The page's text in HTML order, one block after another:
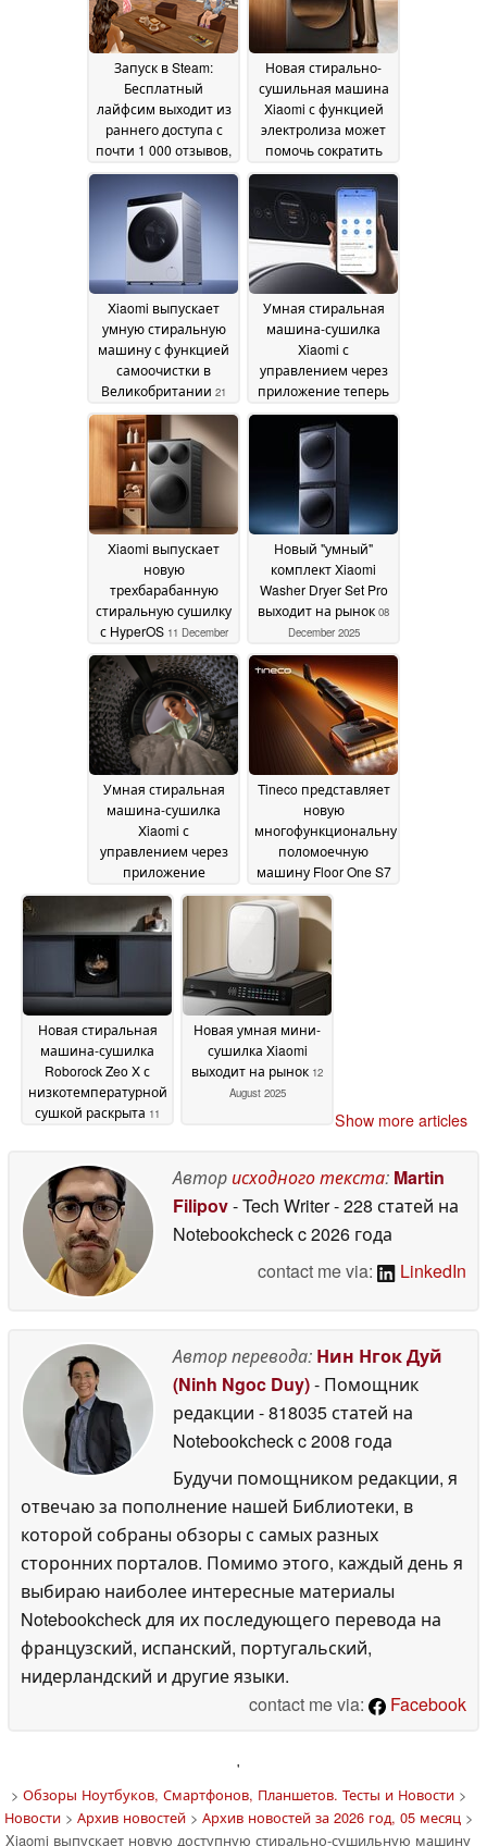
Запуск в Steam:
Бесплатный
лайфсим выходит из
раннего доступа с
почти 1 000 отзывов,
но есть одна
загвоздка29 May 2026
Новая стирально-
сушильная машина
Xiaomi с функцией
электролиза может
помочь сократить
использование
моющих средств26
May 2026
Xiaomi выпускает
умную стиральную
машину с функцией
самоочистки в
Великобритании 21
February 2026
Умная стиральная
машина-сушилка
Xiaomi с
управлением через
приложение теперь
доступна во многих
странах22 January 2026
Xiaomi выпускает
новую
трехбарабанную
стиральную сушилку
с HyperOS 11 December
2025
Новый "умный"
комплект Xiaomi
Washer Dryer Set Pro
выходит на рынок 08
December 2025
Умная стиральная
машина-сушилка
Xiaomi с
управлением через
приложение
выходит на рынок
Европы24 September
2025
Tineco представляет
новую
многофункциональную
поломоечную
машину Floor One S7
Stretch Steam с 80
минутами работы
September 2025
Новая стиральная
машина-сушилка
Roborock Zeo X с
низкотемпературной
сушкой раскрыта 11
Новая умная мини-
сушилка Xiaomi
выходит на рынок 12
August 2025
Show more articles
Авторисходного текста: Martin
Filipov- Tech Writer- 228 статей на
Notebookcheckc 2026 года
contact me via:
LinkedIn
Автор перевода: Нин Нгок Дуй
(Ninh Ngoc Duy)- Помощник
редакции - 818035 статей на
Notebookcheckc 2008 года
Будучи помощником редакции, я
отвечаю за пополнение нашей Библиотеки, в
которой собраны обзоры с самых разных
сторонних порталов. Помимо этого, каждый день я
выбираю наиболее интересные материалы
Notebookcheck для их последующего перевода на
французский, испанский, португальский,
нидерландский и другие языки.
contact me via:
Facebook
'
> Обзоры Ноутбуков, Смартфонов, Планшетов. Тесты и Новости>
Новости> Архив новостей> Архив новостей за 2026 год, 05 месяц>
Xiaomi выпускает новую доступную стирально-сушильную машину